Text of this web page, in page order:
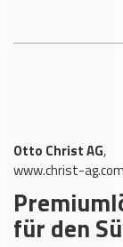
Otto Christ AG,
www.christ-ag.com
für den